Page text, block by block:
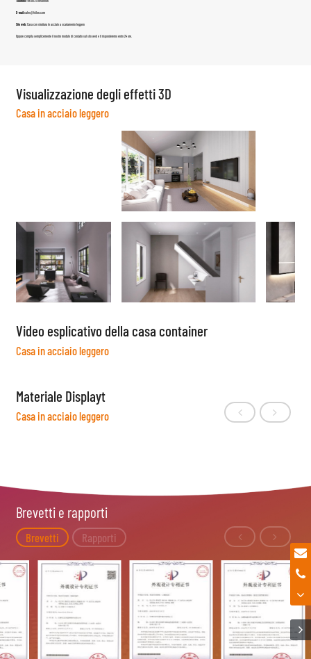
E-mail:sales@fsilon.com
Sito web: Casa con struttura in acciaio a scartamento leggero
Oppure compila semplicemente il nostro modulo di contatto sul sito web e ti risponderemo entro 24 ore.
Visualizzazione degli effetti 3D
Casa in acciaio leggero
Video esplicativo della casa container
Casa in acciaio leggero
Materiale Displayt
Casa in acciaio leggero
Brevetti e rapporti
Brevetti Rapporti